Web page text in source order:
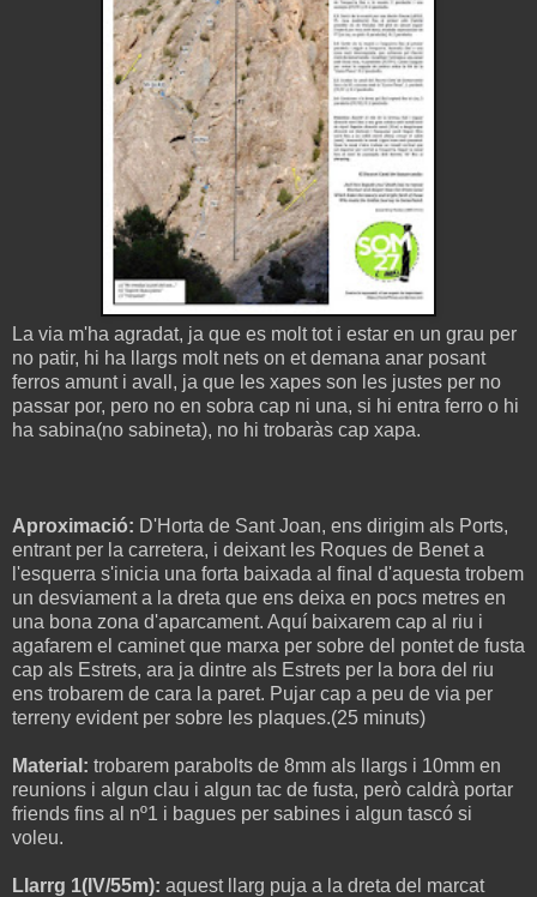
La via m'ha agradat, ja que es molt tot i estar en un grau per
no patir, hi ha llargs molt nets on et demana anar posant
ferros amunt i avall, ja que les xapes son les justes per no
passar por, pero no en sobra cap ni una, si hi entra ferro o hi
ha sabina(no sabineta), no hi trobaràs cap xapa.
Aproximació: D'Horta de Sant Joan, ens dirigim als Ports,
entrant per la carretera, i deixant les Roques de Benet a
l'esquerra s'inicia una forta baixada al final d'aquesta trobem
un desviament a la dreta que ens deixa en pocs metres en
una bona zona d'aparcament. Aquí baixarem cap al riu i
agafarem el caminet que marxa per sobre del pontet de fusta
cap als Estrets, ara ja dintre als Estrets per la bora del riu
ens trobarem de cara la paret. Pujar cap a peu de via per
terreny evident per sobre les plaques.(25 minuts)
Material: trobarem parabolts de 8mm als llargs i 10mm en
reunions i algun clau i algun tac de fusta, però caldrà portar
friends fins al nº1 i bagues per sabines i algun tascó si
voleu.
Llarrg 1(IV/55m): aquest llarg puja a la dreta del marcat